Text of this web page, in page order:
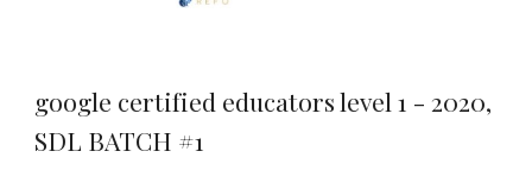
google certified educators level 1 - 2020,
SDL BATCH #1